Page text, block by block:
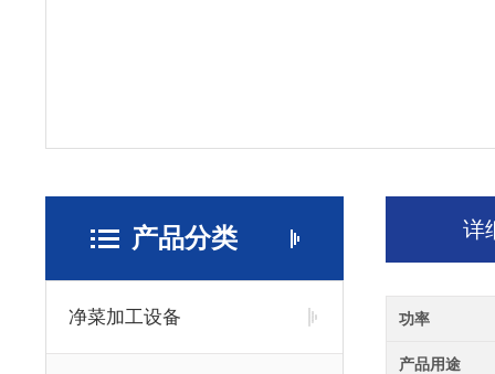
产品分类
净菜加工设备
详
功率
产品用途